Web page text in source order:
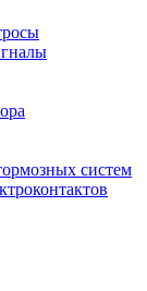
систем